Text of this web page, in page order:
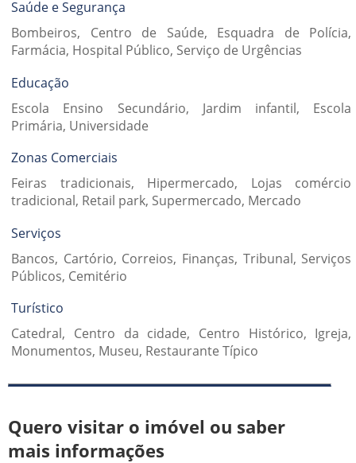
Saúde e Segurança
Bombeiros, Centro de Saúde, Esquadra de Polícia,
Farmácia, Hospital Público, Serviço de Urgências
Educação
Escola Ensino Secundário, Jardim infantil, Escola
Primária, Universidade
Zonas Comerciais
Feiras tradicionais, Hipermercado, Lojas comércio
tradicional, Retail park, Supermercado, Mercado
Serviços
Bancos, Cartório, Correios, Finanças, Tribunal, Serviços
Públicos, Cemitério
Turístico
Catedral, Centro da cidade, Centro Histórico, Igreja,
Monumentos, Museu, Restaurante Típico
Quero visitar o imóvel ou saber
mais informações